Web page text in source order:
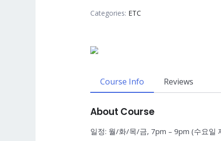
Categories: ETC
Course Info Reviews
About Course
일정: 월/화/목/금, 7pm – 9pm (수요일